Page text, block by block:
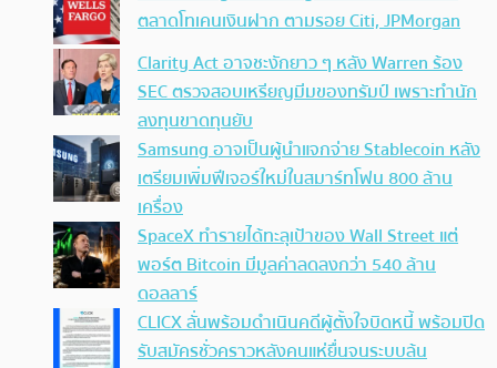
ตลาดโทเคนเงินฝาก ตามรอย Citi, JPMorgan
Clarity Act อาจชะงักยาว ๆ หลัง Warren ร้อง
SEC ตรวจสอบเหรียญมีมของทรัมป์ เพราะทำนัก
ลงทุนขาดทุนยับ
Samsung อาจเป็นผู้นำแจกจ่าย Stablecoin หลัง
เตรียมเพิ่มฟีเจอร์ใหม่ในสมาร์ทโฟน 800 ล้าน
เครื่อง
SpaceX ทำรายได้ทะลุเป้าของ Wall Street แต่
พอร์ต Bitcoin มีมูลค่าลดลงกว่า 540 ล้าน
ดอลลาร์
CLICX ลั่นพร้อมดำเนินคดีผู้ตั้งใจบิดหนี้ พร้อมปิด
รับสมัครชั่วคราวหลังคนแห่ยื่นจนระบบล้น